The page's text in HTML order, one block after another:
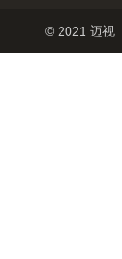
© 2021 迈视